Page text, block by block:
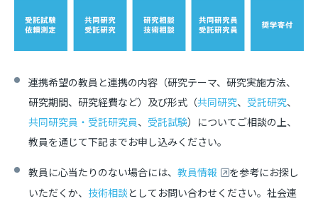
連携希望の教員と連携の内容（研究テーマ、研究実施方法、
研究期間、研究経費など）及び形式（共同研究、 受託研究、
共同研究員・受託研究員、 受託試験）についてご相談の上、
教員を通じて下記までお申し込みください。
教員に心当たりのない場合には、 教員情報
を参考にお探し
いただくか、 技術相談としてお問い合わせください。社会連